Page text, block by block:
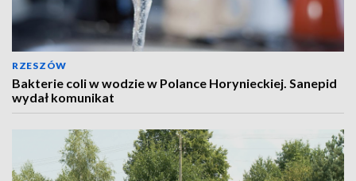
RZESZÓW
Bakterie coli w wodzie w Polance Horynieckiej. Sanepid
wydał komunikat